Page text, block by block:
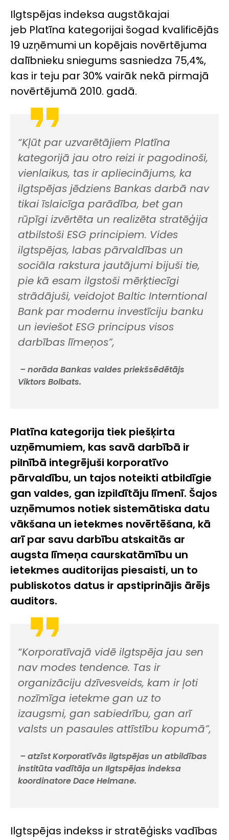
Ilgtspējas indeksa augstākajai
jeb Platīna kategorijai šogad kvalificējās
19 uzņēmumi un kopējais novērtējuma
dalībnieku sniegums sasniedza 75,4%,
kas ir teju par 30% vairāk nekā pirmajā
novērtējumā 2010. gadā.
“Kļūt par uzvarētājiem Platīna
kategorijā jau otro reizi ir pagodinoši,
vienlaikus, tas ir apliecinājums, ka
ilgtspējas jēdziens Bankas darbā nav
tikai īslaicīga parādība, bet gan
rūpīgi izvērtēta un realizēta stratēģija
atbilstoši ESG principiem. Vides
ilgtspējas, labas pārvaldības un
sociāla rakstura jautājumi bijuši tie,
pie kā esam ilgstoši mērķtiecīgi
strādājuši, veidojot Baltic Interntional
Bank par modernu investīciju banku
un ieviešot ESG principus visos
darbības līmeņos”,
– norāda Bankas valdes priekšsēdētājs
Viktors Bolbats.
Platīna kategorija tiek piešķirta
uzņēmumiem, kas savā darbībā ir
pilnībā integrējuši korporatīvo
pārvaldību, un tajos noteikti atbildīgie
gan valdes, gan izpildītāju līmenī. Šajos
uzņēmumos notiek sistemātiska datu
vākšana un ietekmes novērtēšana, kā
arī par savu darbību atskaitās ar
augsta līmeņa caurskatāmību un
ietekmes auditorijas piesaisti, un to
publiskotos datus ir apstiprinājis ārējs
auditors.
“Korporatīvajā vidē ilgtspēja jau sen
nav modes tendence. Tas ir
organizāciju dzīvesveids, kam ir ļoti
nozīmīga ietekme gan uz to
izaugsmi, gan sabiedrību, gan arī
valsts un pasaules attīstību kopumā”,
– atzīst Korporatīvās ilgtspējas un atbildības
institūta vadītāja un Ilgtspējas indeksa
koordinatore Dace Helmane.
Ilgtspējas indekss ir stratēģisks vadības